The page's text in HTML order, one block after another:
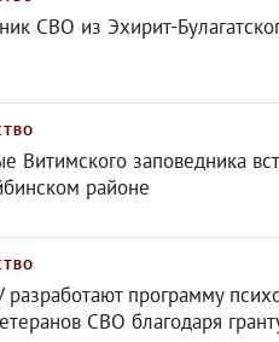
СВО из Эхирит-
Витимского заповедника
районе
программу
СВО благодаря